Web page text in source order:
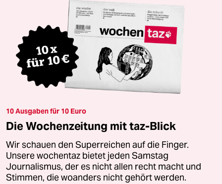
10 Ausgaben für 10 Euro
Die Wochenzeitung mit taz-Blick
Wir schauen den Superreichen auf die Finger.
Unsere wochentaz bietet jeden Samstag
Journalismus, der es nicht allen recht macht und
Stimmen, die woanders nicht gehört werden.